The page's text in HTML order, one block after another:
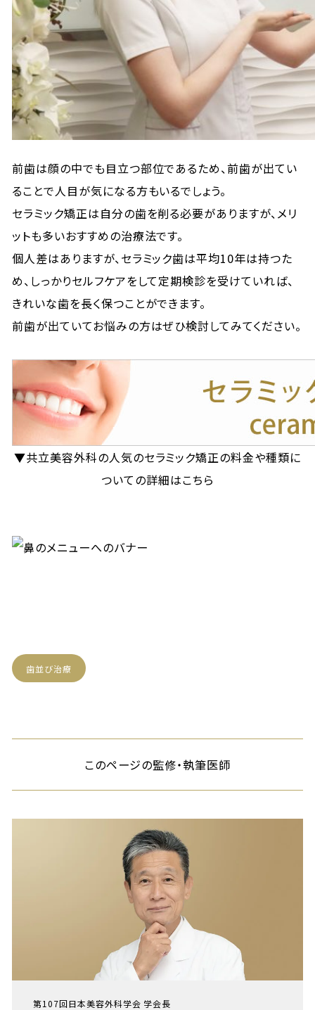
前歯は顔の中でも目立つ部位であるため、前歯が出てい
ることで人目が気になる方もいるでしょう。
セラミック矯正は自分の歯を削る必要がありますが、メリ
ットも多いおすすめの治療法です。
個人差はありますが、セラミック歯は平均10年は持つた
め、しっかりセルフケアをして定期検診を受けていれば、
きれいな歯を長く保つことができます。
前歯が出ていてお悩みの方はぜひ検討してみてください。
▼共立美容外科の人気のセラミック矯正の料金や種類に
ついての詳細はこちら
歯並び治療
このページの監修・執筆医師
第107回日本美容外科学会 学会長